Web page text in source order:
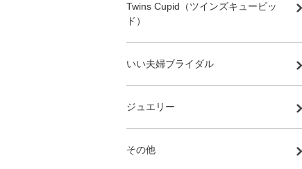
Twins Cupid（ツインズキューピッ
ド）
いい夫婦ブライダル
ジュエリー
その他